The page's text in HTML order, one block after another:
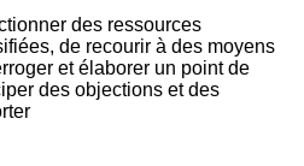
des ressources
de recourir à des moyens
et élaborer un point de
des objections et des